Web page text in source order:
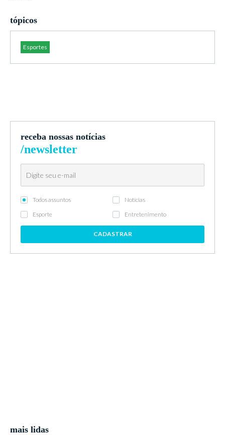
tópicos
Esportes
receba nossas notícias
/newsletter
Todos assuntos
Notícias
Esporte
Entretenimento
CADASTRAR
mais lidas